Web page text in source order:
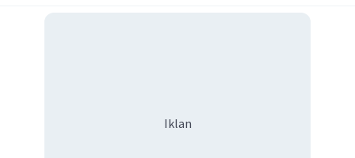
Iklan